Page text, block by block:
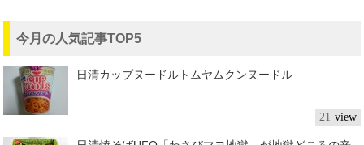
今月の人気記事TOP5
日清カップヌードルトムヤムクンヌードル
21